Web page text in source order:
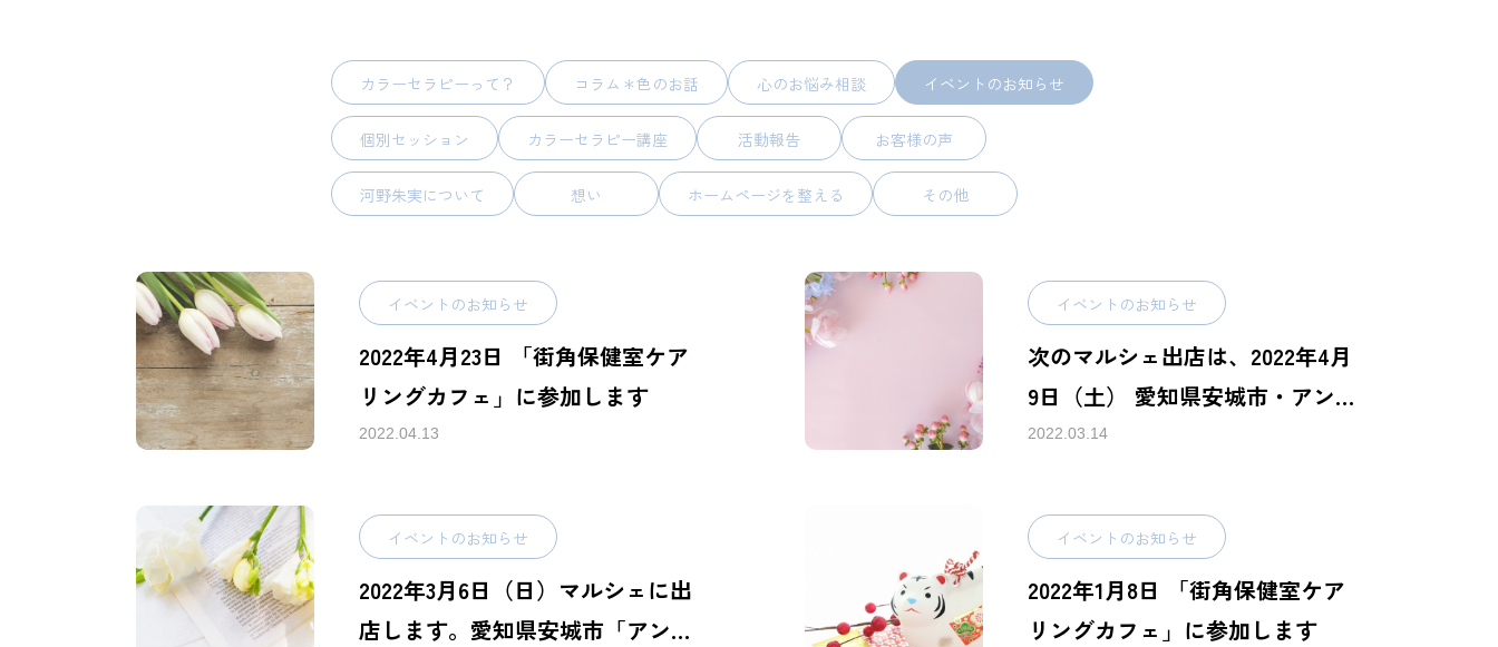
カラーセラピーって？ コラム＊色のお話 心のお悩み相談 イベントのお知らせ
個別セッション カラーセラピー講座 活動報告 お客様の声
河野朱実について 想い ホームページを整える その他
イベントのお知らせ
2022年4月23日 「街角保健室ケア
リングカフェ」に参加します
2022.04.13
イベントのお知らせ
次のマルシェ出店は、2022年4月
9日（土） 愛知県安城市・アンフ
ォーレ
2022.03.14
イベントのお知らせ
2022年3月6日（日）マルシェに出
店します。愛知県安城市「アンフ
イベントのお知らせ
2022年1月8日 「街角保健室ケア
リングカフェ」に参加します